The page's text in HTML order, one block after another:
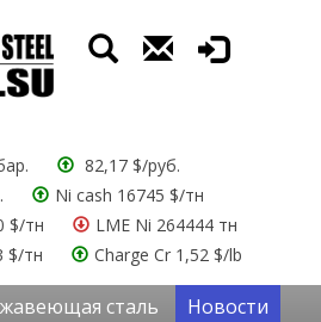
82,17 $/руб.
Ni cash 16745 $/тн
$/тн
LME Ni 264444 тн
$/тн
Charge Cr 1,52 $/lb
сталь
Новости